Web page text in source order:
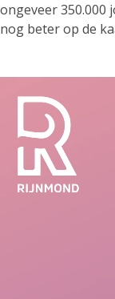
ongeveer 350.000
nog beter op de